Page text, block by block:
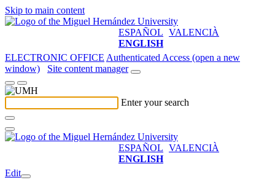
Skip to main content
ESPAÑOL VALENCIÀ
ENGLISH
ELECTRONIC OFFICE Authenticated Access (open a new
window)
Site content manager
Enter your search
ESPAÑOL VALENCIÀ
ENGLISH
Edit